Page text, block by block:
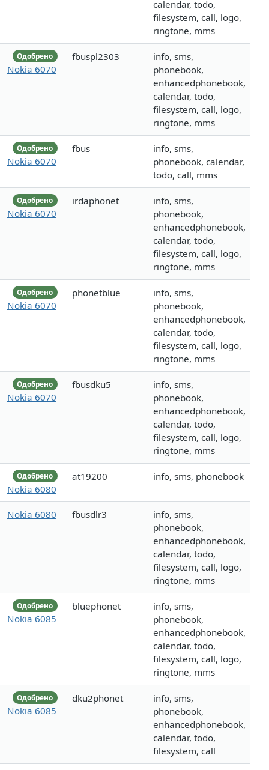
calendar, todo,
filesystem, call, logo,
ringtone, mms
Одобрено
Nokia 6070
fbuspl2303
info, sms,
phonebook,
enhancedphonebook,
calendar, todo,
filesystem, call, logo,
ringtone, mms
Одобрено
Nokia 6070
fbus
info, sms,
phonebook, calendar,
todo, call, mms
Одобрено
Nokia 6070
irdaphonet
info, sms,
phonebook,
enhancedphonebook,
calendar, todo,
filesystem, call, logo,
ringtone, mms
Одобрено
Nokia 6070
phonetblue
info, sms,
phonebook,
enhancedphonebook,
calendar, todo,
filesystem, call, logo,
ringtone, mms
Одобрено
Nokia 6070
fbusdku5
info, sms,
phonebook,
enhancedphonebook,
calendar, todo,
filesystem, call, logo,
ringtone, mms
Одобрено
Nokia 6080
at19200 info, sms, phonebook
Nokia 6080 fbusdlr3
info, sms,
phonebook,
enhancedphonebook,
calendar, todo,
filesystem, call, logo,
ringtone, mms
Одобрено
Nokia 6085
bluephonet
info, sms,
phonebook,
enhancedphonebook,
calendar, todo,
filesystem, call, logo,
ringtone, mms
Одобрено
Nokia 6085
dku2phonet
info, sms,
phonebook,
enhancedphonebook,
calendar, todo,
filesystem, call